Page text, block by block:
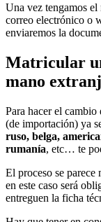
Una vez tengamos
correo electrónico o
enviaremos la
Matricular
mano
Para hacer el
(de importación) ya
ruso, belga,
rumanía, etc… te
El proceso se
en este caso será
entreguen la ficha